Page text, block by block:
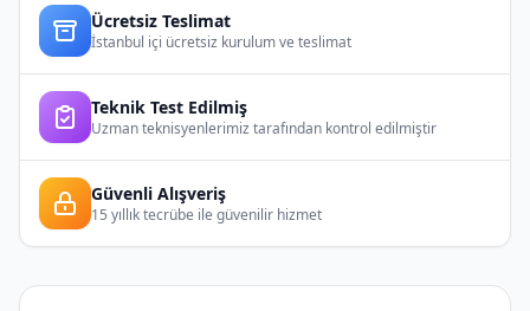
Ücretsiz Teslimat
İstanbul içi ücretsiz kurulum ve teslimat
Teknik Test Edilmiş
Uzman teknisyenlerimiz tarafından kontrol edilmiştir
Güvenli Alışveriş
15 yıllık tecrübe ile güvenilir hizmet